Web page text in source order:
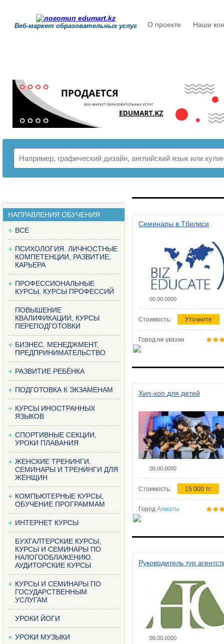
Веб-маркет образовательных услуг О проекте Наши
НАПРАВЛЕНИЯ ОБУЧЕНИЯ
ВСЕ
ПСИХОЛОГИЯ. ЛИЧНОСТНЫЕ
КОМПЕТЕНЦИИ, РАЗВИТИЕ,
КАРЬЕРА
ПРОФЕССИОНАЛЬНЫЕ
КУРСЫ, КУРСЫ ПРОФЕССИЙ
ПОВЫШЕНИЕ
КВАЛИФИКАЦИИ, КУРСЫ
ПЕРЕПОДГОТОВКИ
БИЗНЕС, МЕНЕДЖМЕНТ,
ПРЕДПРИНИМАТЕЛЬСТВО
РАЗВИТИЕ РЕБЁНКА
ПОДГОТОВКА К ЭКЗАМЕНАМ
КУРСЫ ИНОСТРАННЫХ
ЯЗЫКОВ
СПОРТИВНЫЕ СЕКЦИИ,
УРОКИ ПЛАВАНИЯ
ЖЕНСКИЕ ТРЕНИНГИ.
СЕМИНАРЫ И ТРЕНИНГИ ДЛЯ
ЖЕНЩИН
КОМПЬЮТЕРНЫЕ КУРСЫ,
ОБУЧЕНИЕ ПРОГРАММАМ
ИНТЕРНЕТ КУРСЫ
БУХГАЛТЕРСКИЕ КУРСЫ,
КУРСЫ И СЕМИНАРЫ ПО
НАЛОГООБЛАЖЕНИЮ.
АУДИТОРСКИЕ КУРСЫ
КУРСЫ И СЕМИНАРЫ ПО
ГОСУДАРСТВЕННЫМ
УСЛУГАМ
УРОКИ ЙОГИ
УРОКИ МУЗЫКИ
Семинары в Тбилиси
00.00.0000
Стоимость: Уточните
Город не указан
Хип-хоп для детей
00.00.0000
Стоимость: 15 000 тг.
Город Алматы
Руководитель тур
00.00.0000